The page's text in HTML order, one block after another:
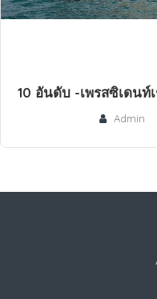
10 อันดับ -เพรสซิเดนท์
Admin